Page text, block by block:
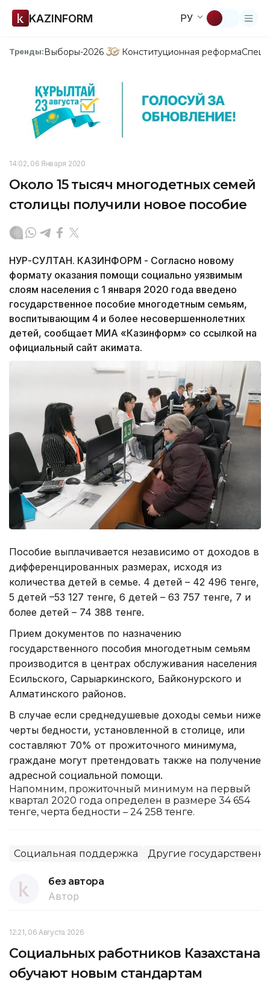
KAZINFORM РУ
Тренды:Выборы-2026 Конституционная реформа
14:02, 06 Января 2020
Около 15 тысяч многодетных семей
столицы получили новое пособие
НУР-СУЛТАН. КАЗИНФОРМ - Согласно новому
формату оказания помощи социально уязвимым
слоям населения с 1 января 2020 года введено
государственное пособие многодетным семьям,
воспитывающим 4 и более несовершеннолетних
детей, сообщает МИА «Казинформ» со ссылкой на
официальный сайт акимата.
Пособие выплачивается независимо от доходов в
дифференцированных размерах, исходя из
количества детей в семье. 4 детей – 42 496 тенге,
5 детей –53 127 тенге, 6 детей – 63 757 тенге, 7 и
более детей – 74 388 тенге.
Прием документов по назначению
государственного пособия многодетным семьям
производится в центрах обслуживания населения
Есильского, Сарыаркинского, Байконурского и
Алматинского районов.
В случае если среднедушевые доходы семьи ниже
черты бедности, установленной в столице, или
составляют 70% от прожиточного минимума,
граждане могут претендовать также на получение
адресной социальной помощи.
Напомним, прожиточный минимум на первый
квартал 2020 года определен в размере 34 654
тенге, черта бедности – 24 258 тенге.
Социальная поддержка Другие
без автора
Автор
12:21, 06 Августа 2026
Социальных работников Казахстана
обучают новым стандартам